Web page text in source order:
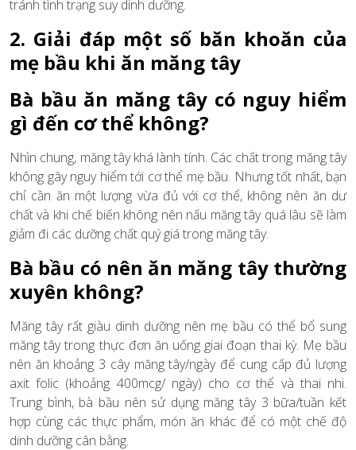
tránh tình trạng suy dinh dưỡng.
2. Giải đáp một số băn khoăn của
mẹ bầu khi ăn măng tây
Bà bầu ăn măng tây có nguy hiểm
gì đến cơ thể không?
Nhìn chung, măng tây khá lành tính. Các chất trong măng tây
không gây nguy hiểm tới cơ thể mẹ bầu. Nhưng tốt nhất, bạn
chỉ cần ăn một lượng vừa đủ với cơ thể, không nên ăn dư
chất và khi chế biến không nên nấu măng tây quá lâu sẽ làm
giảm đi các dưỡng chất quý giá trong măng tây.
Bà bầu có nên ăn măng tây thường
xuyên không?
Măng tây rất giàu dinh dưỡng nên mẹ bầu có thể bổ sung
măng tây trong thực đơn ăn uống giai đoạn thai kỳ. Mẹ bầu
nên ăn khoảng 3 cây măng tây/ngày để cung cấp đủ lượng
axit folic (khoảng 400mcg/ ngày) cho cơ thể và thai nhi.
Trung bình, bà bầu nên sử dụng măng tây 3 bữa/tuần kết
hợp cùng các thực phẩm, món ăn khác để có một chế độ
dinh dưỡng cân bằng.